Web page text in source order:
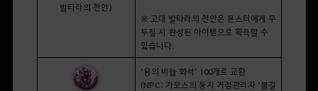
발타라의 천안)
※ 고대 발타라의 천안은 몬스터에게 무
두질 시 완성된 아이템으로 획득할 수
있습니다.
‘용의 비늘 화석’ 100개로 교환
(NPC: 가모스의 둥지 거점관리자 ‘불길